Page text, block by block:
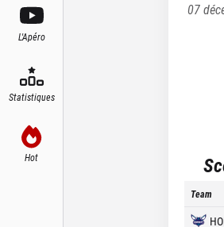
L'Apéro
Statistiques
Hot
07
Team